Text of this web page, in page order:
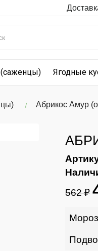
Ягодные
Абрикос Амур
562 ₽